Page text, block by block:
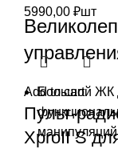
Большой ЖК
5990,00 ₽шт
Add to cart
Пульт-
XproII S